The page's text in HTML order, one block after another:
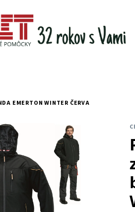
EMERTON WINTER ČERVA